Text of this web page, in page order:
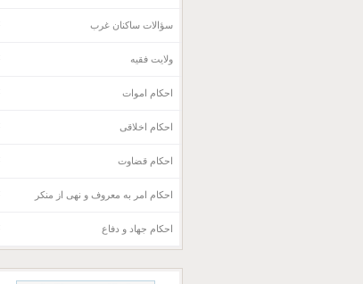
سؤالات ساکنان غرب
ولایت فقیه
احکام اموات
احکام اخلاقی
احکام قضاوت
احکام امر به معروف و نهی از منکر
احکام جهاد و دفاع